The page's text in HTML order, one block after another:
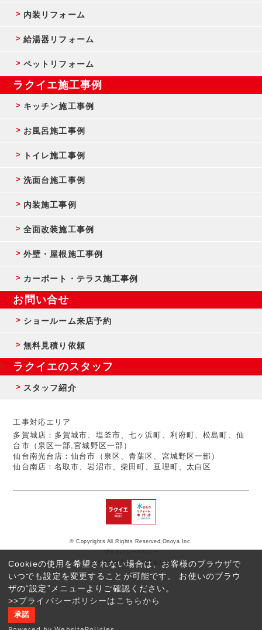
Cookieの使用を希望されない場合は、お客様のブラウザで
いつでも設定を変更することが可能です。 お使いのブラウ
ザの“設定”メニューよりご確認ください。
>>プライバシーポリシーはこちらから
承諾
反社会的勢力に対する基本方針
© Copyrights All Rights Reserved,Onoya Inc.
内装リフォーム
給湯器リフォーム
ペットリフォーム
ラクイエ施工事例
キッチン施工事例
お風呂施工事例
トイレ施工事例
洗面台施工事例
内装施工事例
全面改装施工事例
外壁・屋根施工事例
カーポート・テラス施工事例
お問い合せ
ショールーム来店予約
無料見積り依頼
ラクイエのスタッフ
スタッフ紹介
工事対応エリア
多賀城店：多賀城市、塩釜市、七ヶ浜町、利府町、松島町、仙
台市（泉区一部,宮城野区一部）
仙台南光台店：仙台市（泉区、青葉区、宮城野区一部）
仙台南店：名取市、岩沼市、柴田町、亘理町、太白区